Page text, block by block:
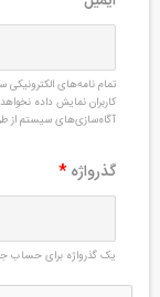
تمام نامه‌های
کاربران نمایش داده
آگاه‌سازی‌های سیستم از
گذرواژه *
یک گذرواژه برای حساب